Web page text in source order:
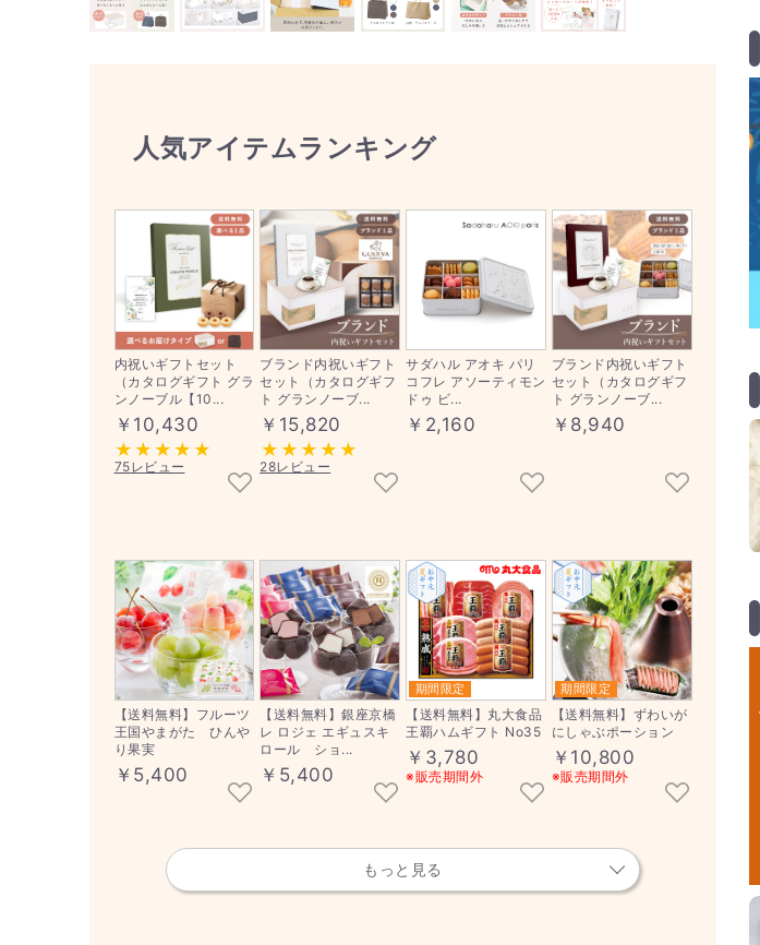
人気アイテムランキング
内祝いギフトセット
（カタログギフト グラ
ンノーブル【10...
￥10,430
75レビュー
ブランド内祝いギフト
セット（カタログギフ
ト グランノーブ...
￥15,820
28レビュー
サダハル アオキ パリ
コフレ アソーティモン
ドゥ ビ...
￥2,160
ブランド内祝いギフト
セット（カタログギフ
ト グランノーブ...
￥8,940
【送料無料】フルーツ
王国やまがた ひんや
り果実
￥5,400
【送料無料】銀座京橋
レ ロジェ エギュスキ
ロール ショ...
￥5,400
期間限定
【送料無料】丸大食品
王覇ハムギフト No35
￥3,780
※販売期間外
期間限定
【送料無料】ずわいが
にしゃぶポーション
￥10,800
※販売期間外
もっと見る